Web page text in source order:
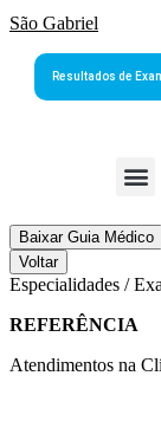
São Gabriel
Resultados de
Baixar Guia Médico
Voltar
Especialidades /
REFERÊNCIA
Atendimentos na